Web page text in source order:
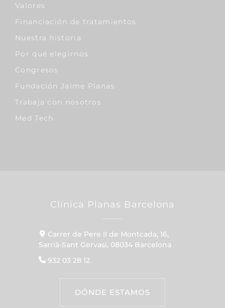
Valores
Financiación de tratamientos
Nuestra historia
Por qué elegirnos
Congresos
Fundación Jaime Planas
Trabaja con nosotros
Med Tech
Clínica Planas Barcelona
Carrer de Pere II de Montcada, 16,
Sarrià-Sant Gervasi, 08034 Barcelona
932 03 28 12
DÓNDE ESTAMOS